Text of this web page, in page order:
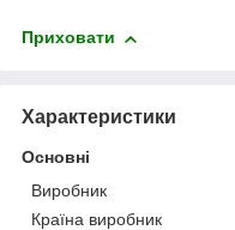
Приховати
Характеристики
Основні
Виробник
Країна виробник